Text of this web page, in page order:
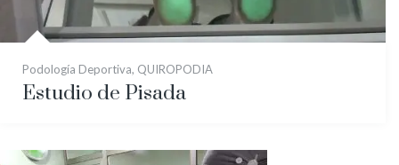
Podología Deportiva, QUIROPODIA
Estudio de Pisada